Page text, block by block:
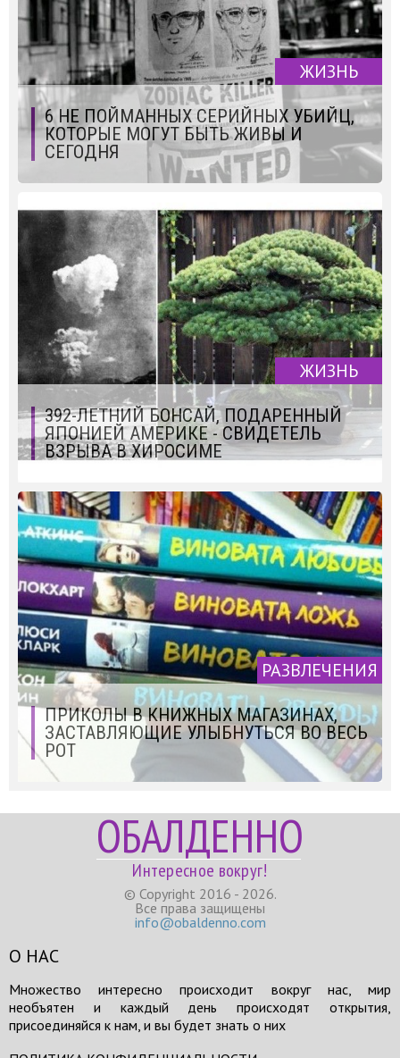
ЖИЗНЬ
6 НЕ ПОЙМАННЫХ СЕРИЙНЫХ УБИЙЦ,
КОТОРЫЕ МОГУТ БЫТЬ ЖИВЫ И
СЕГОДНЯ
ЖИЗНЬ
392-ЛЕТНИЙ БОНСАЙ, ПОДАРЕННЫЙ
ЯПОНИЕЙ АМЕРИКЕ - СВИДЕТЕЛЬ
ВЗРЫВА В ХИРОСИМЕ
РАЗВЛЕЧЕНИЯ
ПРИКОЛЫ В КНИЖНЫХ МАГАЗИНАХ,
ЗАСТАВЛЯЮЩИЕ УЛЫБНУТЬСЯ ВО ВЕСЬ
РОТ
ОБАЛДЕННО
Интересное вокруг!
© Copyright 2016 - 2026.
Все права защищены
info@obaldenno.com
О НАС
Множество интересно происходит вокруг нас, мир
необъятен и каждый день происходят открытия,
присоединяйся к нам, и вы будет знать о них